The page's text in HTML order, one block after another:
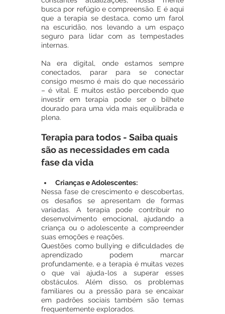
busca por refúgio e compreensão. E é aqui
que a terapia se destaca, como um farol
na escuridão, nos levando a um espaço
seguro para lidar com as tempestades
internas.
Na era digital, onde estamos sempre
conectados, parar para se conectar
consigo mesmo é mais do que necessário
– é vital. E muitos estão percebendo que
investir em terapia pode ser o bilhete
dourado para uma vida mais equilibrada e
plena.
Terapia para todos - Saiba quais
são as necessidades em cada
fase da vida
Crianças e Adolescentes:
Nessa fase de crescimento e descobertas,
os desafios se apresentam de formas
variadas. A terapia pode contribuir no
desenvolvimento emocional, ajudando a
criança ou o adolescente a compreender
suas emoções e reações.
Questões como bullying e dificuldades de
aprendizado podem marcar
profundamente, e a terapia é muitas vezes
o que vai ajuda-los a superar esses
obstáculos. Além disso, os problemas
familiares ou a pressão para se encaixar
em padrões sociais também são temas
frequentemente explorados.